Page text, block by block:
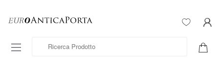
Ricerca Prodotto